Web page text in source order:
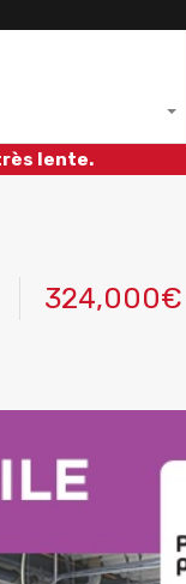
lente.
324,000€